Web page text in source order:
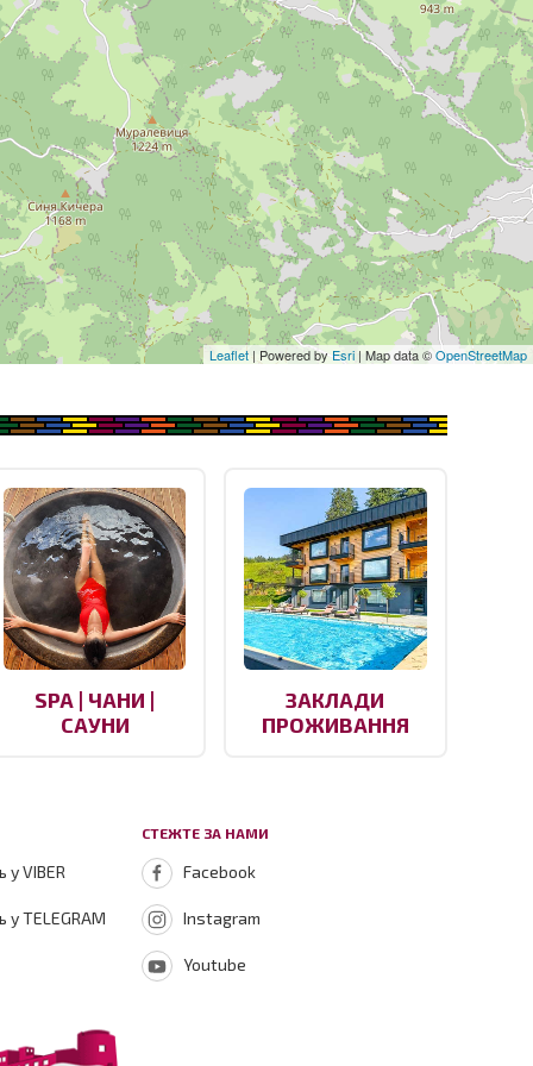
Leaflet | Powered byEsri | Map data ©OpenStreetMap
SPA | ЧАНИ |
САУНИ
ЗАКЛАДИ
ПРОЖИВАННЯ
у VIBER
у TELEGRAM
СТЕЖТЕ ЗА НАМИ
Facebook
Instagram
Youtube